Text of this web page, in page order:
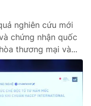
nghiên cứu mới
chứng nhận quốc
thương mại và...